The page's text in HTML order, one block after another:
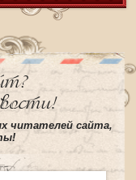
читателей сайта,